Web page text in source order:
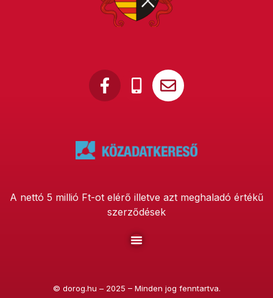
A nettó 5 millió Ft-ot elérő illetve azt meghaladó értékű
szerződések
© dorog.hu – 2025 – Minden jog fenntartva.